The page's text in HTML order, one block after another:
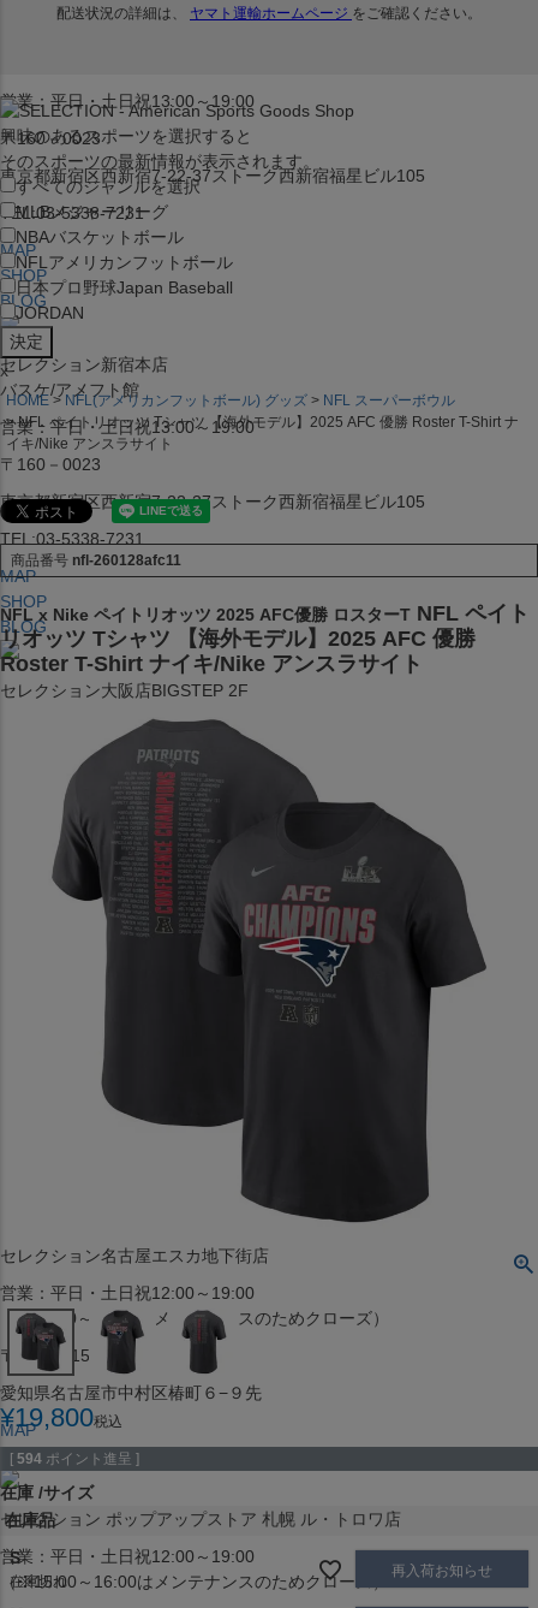
営業：平日・土日祝13:00～19:00
〒160－0023
東京都新宿区西新宿7-22-37ストーク西新宿福星ビル105
TEL:03-5338-7231
MAP
SHOP
BLOG
セレクション新宿本店
バスケ/アメフト館
営業：平日・土日祝13:00～19:00
〒160－0023
東京都新宿区西新宿7-22-37ストーク西新宿福星ビル105
TEL:03-5338-7231
MAP
SHOP
BLOG
セレクション大阪店BIGSTEP 2F
営業：平日・土日祝12:00～19:00
〒542-008
大阪府大阪市中央区西心斎橋1丁目6番14号
TEL:06-4708-3300
営業：土・日・祝日のみ 12:00-18:00
東京都千代田区神田三崎町２丁目２２−１ 1F
セレクション名古屋エスカ地下街店
営業：平日・土日祝12:00～19:00
（※15:00～16:00はメンテナンスのためクローズ）
〒453-0015
愛知県名古屋市中村区椿町６−９先
MAP
SHOP
セレクション ポップアップストア 札幌 ル・トロワ店
営業：平日・土日祝12:00～19:00
（※15:00～16:00はメンテナンスのためクローズ）
興味のあるスポーツを選択すると
そのスポーツの最新情報が表示されます。
すべてのジャンルを選択
MLBメジャーリーグ
NBAバスケットボール
NFL アメリカンフットボール
日本プロ野球Japan Baseball
JORDAN
x
HOME NFL(アメリカンフットボール) グッズ
NFL スーパーボウル
NFL ペイトリオッツ Tシャツ 【海外モデル】2025 AFC 優勝 Roster T-Shirt ナ
イキ/Nike アンスラサイト
商品番号 nfl-260128afc11
NFL x Nike ペイトリオッツ 2025 AFC優勝 ロスターT NFL ペイト
リオッツ Tシャツ 【海外モデル】2025 AFC 優勝
Roster T-Shirt ナイキ/Nike アンスラサイト
¥19,800税込
[ 594 ポイント進呈 ]
在庫 サイズ
在庫品
S
在庫切れ
再入荷お知らせ